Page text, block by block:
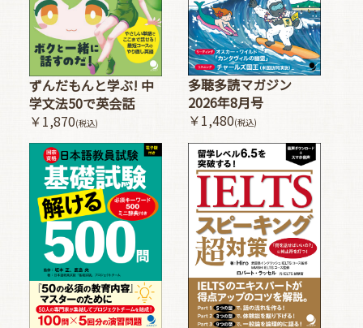
ずんだもんと学ぶ! 中
学文法50で英会話
￥1,870(税込)
多聴多読マガジン
2026年8月号
￥1,480(税込)